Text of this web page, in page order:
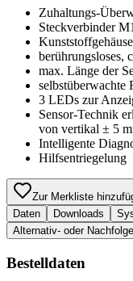
Zuhaltungs-
Steckverbinder
Kunststoffgehäuse
berührungsloses,
max. Länge der
selbstüberwachte
3 LEDs zur
Sensor-Technik
von vertikal ± 5
Intelligente
Hilfsentriegelung
Zur Merkliste
Daten
Downloads
Alternativ- oder
Bestelldaten